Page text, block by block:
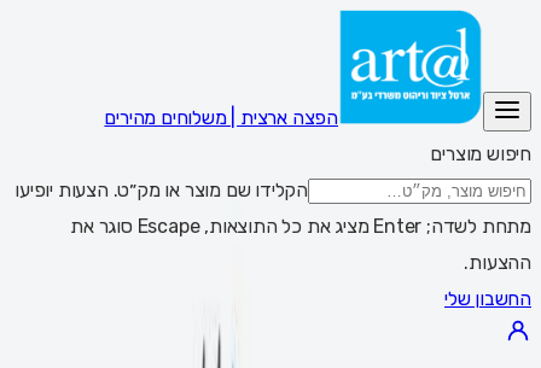
הפצה ארצית | משלוחים מהירים
חיפוש מוצרים
הקלידו שם מוצר או מק״ט. הצעות יופיעו
מתחת לשדה; Enter מציג את כל התוצאות, Escape סוגר את
ההצעות.
החשבון שלי